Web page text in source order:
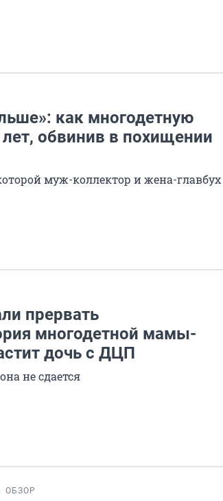
как многодетную
обвинив в похищении
муж-коллектор и жена-главбух
прервать
многодетной мамы-
дочь с ДЦП
не сдается
ОБЗОР